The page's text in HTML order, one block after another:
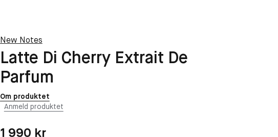
New Notes
Latte Di Cherry Extrait De
Parfum
Om produktet
Anmeld produktet
Pris: 1 990 kr
1 990 kr